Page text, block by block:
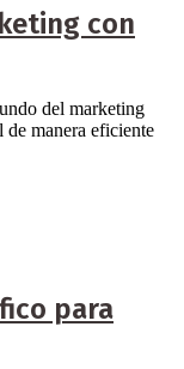
con
del marketing
de manera eficiente
para